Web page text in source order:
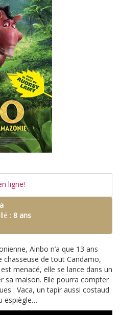
ligne!
: 8 ans
Ainbo n’a que 13 ans
chasseuse de tout Candamo,
menacé, elle se lance dans un
sa maison. Elle pourra compter
: Vaca, un tapir aussi costaud
espiègle…